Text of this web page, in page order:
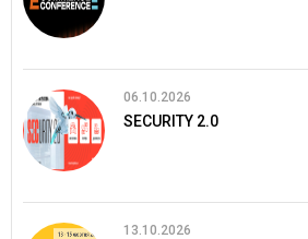
06.10.2026
SECURITY 2.0
13.10.2026